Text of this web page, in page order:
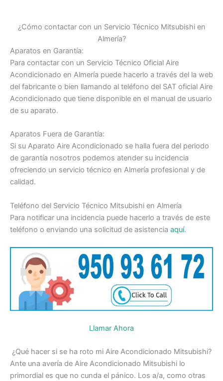
¿Cómo contactar con un Servicio Técnico Mitsubishi en
Almería?
Aparatos en Garantía:
Para contactar con un Servicio Técnico Oficial Aire
Acondicionado en Almería puede hacerlo a través del la web
del fabricante o bien llamando al teléfono del SAT oficial Aire
Acondicionado que tiene disponible en el manual de usuario
de su aparato.
Aparatos Fuera de Garantía:
Si su Aparato Aire Acondicionado se halla fuera del periodo
de garantía nosotros podemos atender su incidencia
ofreciendo un servicio técnico en Almería profesional y de
calidad.
Teléfono del Servicio Técnico Mitsubishi en Almería
Para notificar una incidencia puede hacerlo a través de este
teléfono o enviando una solicitud de asistencia aquí.
Llamar Ahora
¿Qué hacer si se ha roto mi Aire Acondicionado Mitsubishi?
Ante una avería de Aire Acondicionado Mitsubishi lo
primordial es que no cunda el pánico. Los a/a, como otras